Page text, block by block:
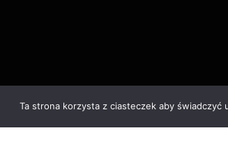
Ta strona korzysta z ciasteczek aby świadczyć